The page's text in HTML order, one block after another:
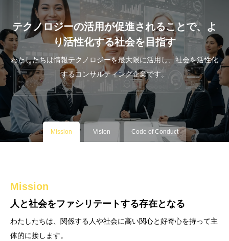
テクノロジーの活用が促進されることで、よ
り活性化する社会を目指す
わたしたちは情報テクノロジーを最大限に活用し、社会を活性化
するコンサルティング企業です。
Mission Vision Code of Conduct
Mission
人と社会をファシリテートする存在となる
わたしたちは、関係する人や社会に高い関心と好奇心を持って主
体的に接します。
Vision
相互に尊重し、個々の強みを活かすことで助け合
える人で溢れ、テクノロジーの活用が促進される
ことで活性化する社会を目指す。
Code of Conduct
5つの行動指針
１ 好奇心の塊である
・多くの物事に興味を持ち、想像力、探究心を持って、自ら考え